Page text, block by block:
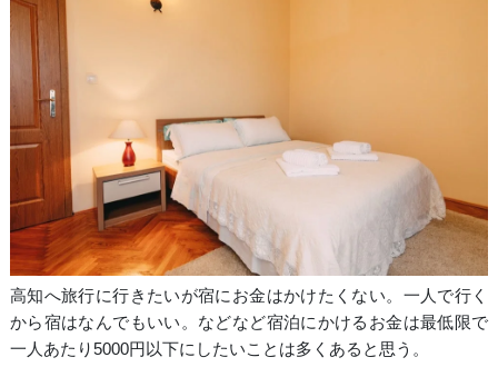
高知へ旅行に行きたいが宿にお金はかけたくない。一人で行く
から宿はなんでもいい。などなど宿泊にかけるお金は最低限で
一人あたり5000円以下にしたいことは多くあると思う。